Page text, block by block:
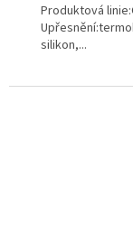
Produktová
silikon,...